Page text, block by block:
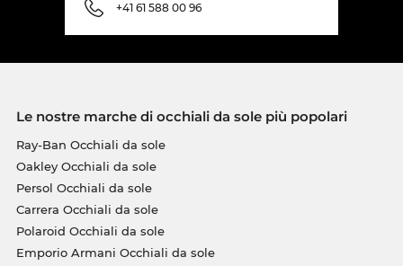
+41 61 588 00 96
Le nostre marche di occhiali da sole più popolari
Ray-Ban Occhiali da sole
Oakley Occhiali da sole
Persol Occhiali da sole
Carrera Occhiali da sole
Polaroid Occhiali da sole
Emporio Armani Occhiali da sole